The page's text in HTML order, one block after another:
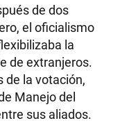
de dos
el oficialismo
la
de extranjeros.
de la votación,
Manejo del
sus aliados.